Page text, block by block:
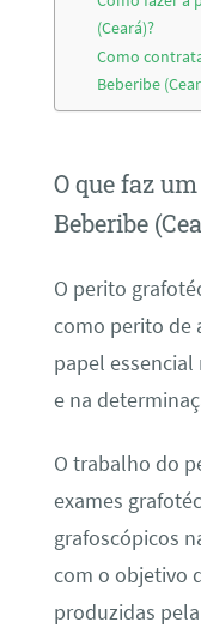
(Ceará)?
Como
Beberibe
O que faz
Beberibe
O perito
como perito de
papel
e na
O trabalho do
exames
grafoscópicos
com o objetivo
produzidas